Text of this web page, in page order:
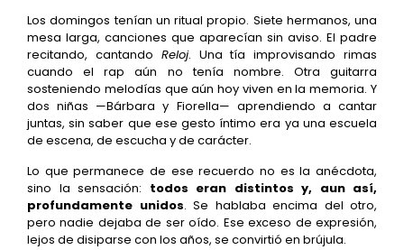
Los domingos tenían un ritual propio. Siete hermanos, una
mesa larga, canciones que aparecían sin aviso. El padre
recitando, cantando Reloj. Una tía improvisando rimas
cuando el rap aún no tenía nombre. Otra guitarra
sosteniendo melodías que aún hoy viven en la memoria. Y
dos niñas —Bárbara y Fiorella— aprendiendo a cantar
juntas, sin saber que ese gesto íntimo era ya una escuela
de escena, de escucha y de carácter.
Lo que permanece de ese recuerdo no es la anécdota,
sino la sensación: todos eran distintos y, aun así,
profundamente unidos. Se hablaba encima del otro,
pero nadie dejaba de ser oído. Ese exceso de expresión,
lejos de disiparse con los años, se convirtió en brújula.